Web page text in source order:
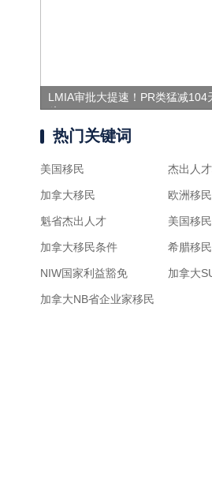
LMIA审批大提速！PR类猛减104
移
热门关键词
美国移民
加拿大移民
魁省杰出人才
加拿大移民条件
NIW国家利益豁免
加拿大NB省企业家移民
杰出人
欧洲移民
美国移
希腊移民
加拿大